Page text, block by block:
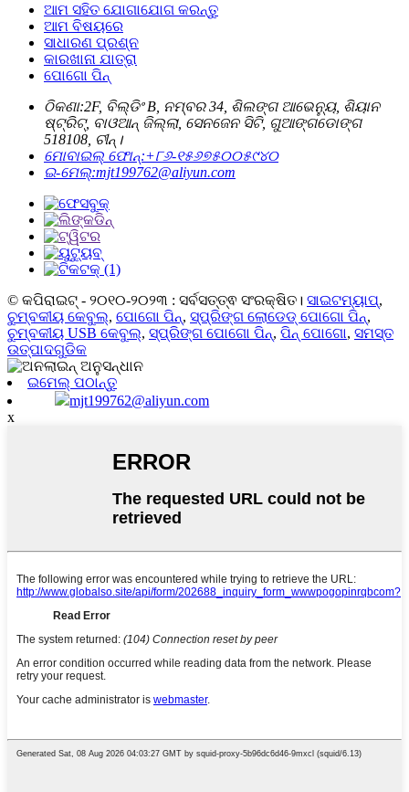
ଆମ ସହିତ ଯୋଗାଯୋଗ କରନ୍ତୁ
ଆମ ବିଷୟରେ
ସାଧାରଣ ପ୍ରଶ୍ନ
କାରଖାନା ଯାତ୍ରା
ପୋଗୋ ପିନ୍
ଠିକଣା:2F, ବିଲ୍ଡିଂ B, ନମ୍ବର 34, ଶିଲଙ୍ଗ ଆଭେନ୍ୟୁ, ଶିୟାନ
ଷ୍ଟ୍ରିଟ୍, ବାଓଆନ୍ ଜିଲ୍ଲା, ସେନଜେନ ସିଟି, ଗୁଆଙ୍ଗଡୋଙ୍ଗ
518108, ଚୀନ୍।
ମୋବାଇଲ୍ ଫୋନ୍:+୮୬-୧୫୬୭୫୦୦୫୯୪୦
ଇ-ମେଲ୍:mjt199762@aliyun.com
© କପିରାଇଟ୍ - ୨୦୧୦-୨୦୨୩ : ସର୍ବସତ୍ତ୍ଵ ସଂରକ୍ଷିତ। ସାଇଟମ୍ୟାପ୍,
ଚୁମ୍ବକୀୟ କେବୁଲ୍, ପୋଗୋ ପିନ୍, ସ୍ପ୍ରିଙ୍ଗ ଲୋଡେଡ୍ ପୋଗୋ ପିନ୍,
ଚୁମ୍ବକୀୟ USB କେବୁଲ୍, ସ୍ପ୍ରିଙ୍ଗ ପୋଗୋ ପିନ୍, ପିନ୍ ପୋଗୋ, ସମସ୍ତ
ଉତ୍ପାଦଗୁଡିକ
ଇମେଲ୍ ପଠାନ୍ତୁ
mjt199762@aliyun.com
x